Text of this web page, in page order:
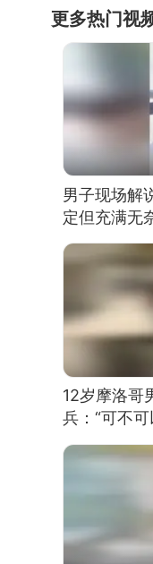
更多热门视
男子现场解
定但充满无
有瑕疵 网
我没绷住
12岁摩洛哥
兵：“可不